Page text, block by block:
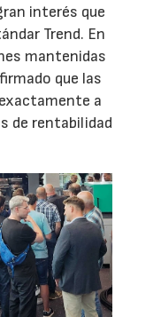
interés que
Trend. En
mantenidas
que las
a
de rentabilidad